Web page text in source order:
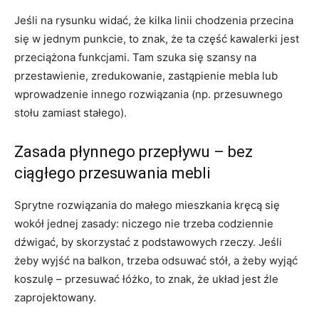
Jeśli na rysunku widać, że kilka linii chodzenia przecina
się w jednym punkcie, to znak, że ta część kawalerki jest
przeciążona funkcjami. Tam szuka się szansy na
przestawienie, zredukowanie, zastąpienie mebla lub
wprowadzenie innego rozwiązania (np. przesuwnego
stołu zamiast stałego).
Zasada płynnego przepływu – bez
ciągłego przesuwania mebli
Sprytne rozwiązania do małego mieszkania kręcą się
wokół jednej zasady: niczego nie trzeba codziennie
dźwigać, by skorzystać z podstawowych rzeczy. Jeśli
żeby wyjść na balkon, trzeba odsuwać stół, a żeby wyjąć
koszulę – przesuwać łóżko, to znak, że układ jest źle
zaprojektowany.